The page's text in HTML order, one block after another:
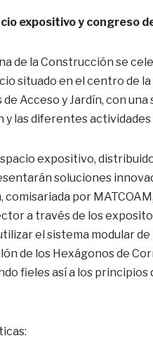
expositivo y congreso
de la Construcción se
situado en el centro de
Acceso y Jardín, con
y las diferentes
expositivo,
soluciones
por
a través de los
el sistema modular
de los Hexágonos de
fieles así a los